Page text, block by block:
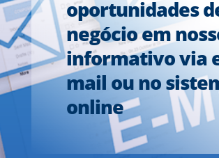
oportunidades
negócio em
informativo via
mail ou no
online